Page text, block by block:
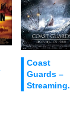
Coast
Guards –
Streaming.